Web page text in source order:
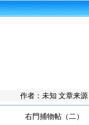
作者：未知 文章来源
右門捕物帖（二）